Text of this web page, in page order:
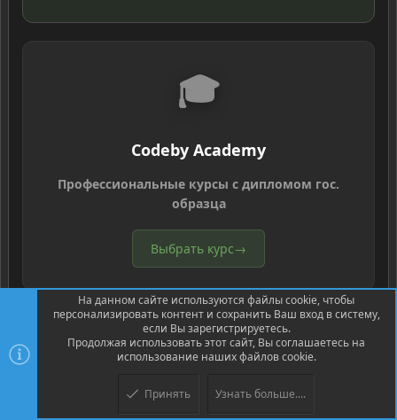
🎓
Codeby Academy
Профессиональные курсы с дипломом гос.
образца
Выбрать курс→
Community platform by XenForo ® © 2010-2026 XenForo Ltd.
© Jason Axelrod of 8WAYRUN
На данном сайте используются файлы cookie, чтобы
персонализировать контент и сохранить Ваш вход в систему,
если Вы зарегистрируетесь.
Продолжая использовать этот сайт, Вы соглашаетесь на
использование наших файлов cookie.
Принять Узнать больше....